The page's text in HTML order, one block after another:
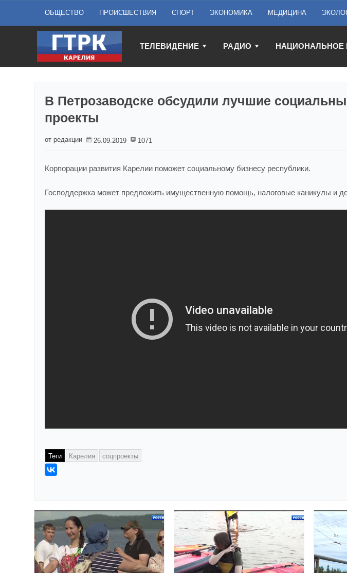
ОБЩЕСТВО ПРОИСШЕСТВИЯ СПОРТ ЭКОНОМИКА МЕДИЦИНА
ТЕЛЕВИДЕНИЕ РАДИО НАЦИОНАЛЬНОЕ
В Петрозаводске обсудили лучшие
проекты
от редакции 26.09.2019 1071
Корпорации развития Карелии поможет социальному бизнесу республики.
Господдержка может предложить имущественную помощь, налоговые каникулы и
Теги Карелия соцпроекты